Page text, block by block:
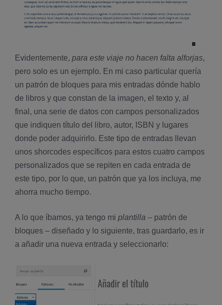
Evidentemente, para este viaje no hacen falta alforjas,
pero solo es un ejemplo. En mi caso particular quería
un patrón de bloques para mis entradas dónde hablo
de libros y que constan de la imagen, el texto y, al
final, una serie de datos con campos personalizados
que indiquen título del libro, autor, ISBN y lugares
donde poder adquirirlo. Este tipo de entradas llevan
unos shorcodes específicos para estos cuatro campos
personalizados que se repiten en cada entrada de
este tipo, por lo que, un patrón que ya los incluya, me
ahorra mucho tiempo.
A lo que íbamos, ya tengo mi plantilla – patrón de
bloques – diseñado y lo siguiente, tras guardarlo, es ir
a añadir una nueva entrada y seleccionarlo: